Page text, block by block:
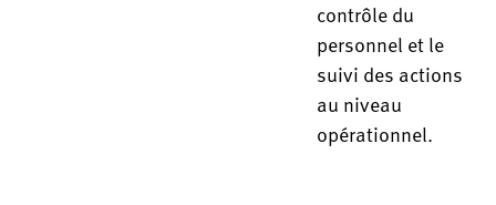
contrôle du
personnel et le
suivi des actions
au niveau
opérationnel.